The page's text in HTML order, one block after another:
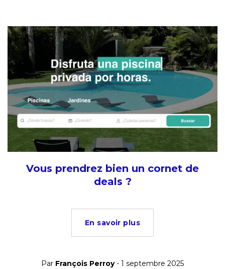
Vous prendrez bien un cornet de
deals ?
En savoir plus
Par François Perroy- 1 septembre 2025